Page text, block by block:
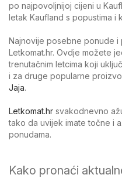
po najpovoljnijoj cijeni u
letak Kaufland s popustima i
Najnovije posebne ponude i
Letkomat.hr. Ovdje možete
trenutačnim letcima koji
i za druge popularne
Jaja.
Letkomat.hr svakodnevno
tako da uvijek imate točne i
ponudama.
Kako pronaći